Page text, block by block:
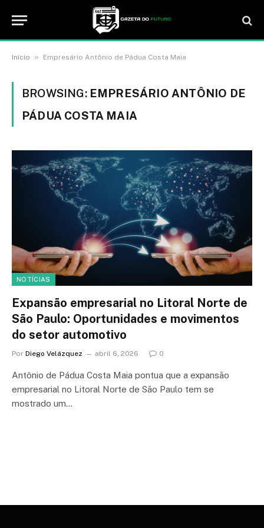
Início » Empresário Antônio de Pádua Costa Maia
BROWSING: EMPRESÁRIO ANTÔNIO DE
PÁDUA COSTA MAIA
NOTÍCIAS
Expansão empresarial no Litoral Norte de
São Paulo: Oportunidades e movimentos
do setor automotivo
Por Diego Velázquez abril 6, 2026 0
Antônio de Pádua Costa Maia pontua que a expansão
empresarial no Litoral Norte de São Paulo tem se
mostrado um…